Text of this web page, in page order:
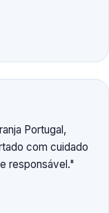
Portugal,
com cuidado
responsável.